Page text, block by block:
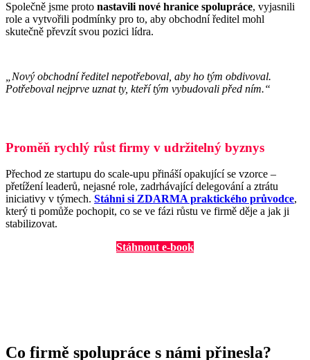
Společně jsme proto nastavili nové hranice spolupráce, vyjasnili
role a vytvořili podmínky pro to, aby obchodní ředitel mohl
skutečně převzít svou pozici lídra.
„Nový obchodní ředitel nepotřeboval, aby ho tým obdivoval.
Potřeboval nejprve uznat ty, kteří tým vybudovali před ním.“
Proměň rychlý růst firmy v udržitelný byznys
Přechod ze startupu do scale-upu přináší opakující se vzorce –
přetížení leaderů, nejasné role, zadrhávající delegování a ztrátu
iniciativy v týmech. Stáhni si ZDARMA praktického průvodce,
který ti pomůže pochopit, co se ve fázi růstu ve firmě děje a jak ji
stabilizovat.
Stáhnout e-book
Co firmě spolupráce s námi přinesla?